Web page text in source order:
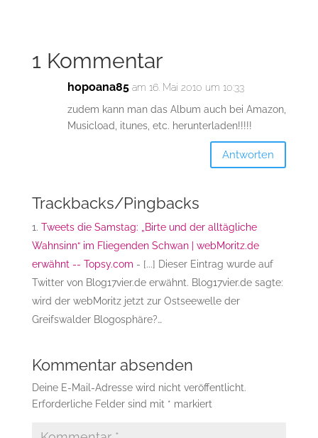
1 Kommentar
hopoana85 am 16. Mai 2010 um 10:33
zudem kann man das Album auch bei Amazon,
Musicload, itunes, etc. herunterladen!!!!!
Antworten
Trackbacks/Pingbacks
Tweets die Samstag: „Birte und der alltägliche
Wahnsinn“ im Fliegenden Schwan | webMoritz.de
erwähnt -- Topsy.com - [...] Dieser Eintrag wurde auf
Twitter von Blog17vier.de erwähnt. Blog17vier.de sagte:
wird der webMoritz jetzt zur Ostseewelle der
Greifswalder Blogosphäre?…
Kommentar absenden
Deine E-Mail-Adresse wird nicht veröffentlicht.
Erforderliche Felder sind mit * markiert